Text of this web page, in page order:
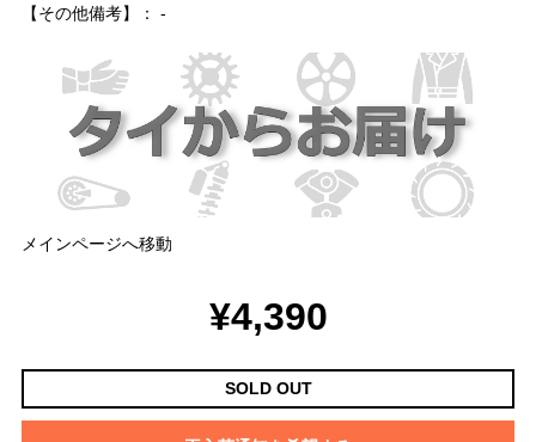
【その他備考】： -
メインページへ移動
¥4,390
SOLD OUT